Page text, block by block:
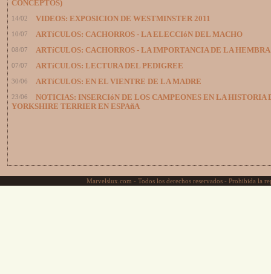
CONCEPTOS)
14/02 VIDEOS: EXPOSICION DE WESTMINSTER 2011
10/07 ARTíCULOS: CACHORROS - LA ELECCIóN DEL MACHO
08/07 ARTíCULOS: CACHORROS - LA IMPORTANCIA DE LA HEMBRA
07/07 ARTíCULOS: LECTURA DEL PEDIGREE
30/06 ARTíCULOS: EN EL VIENTRE DE LA MADRE
23/06
NOTICIAS: INSERCIóN DE LOS CAMPEONES EN LA HISTORIA
YORKSHIRE TERRIER EN ESPAñA
Marvelslux.com - Todos los derechos reservados - Prohibida la